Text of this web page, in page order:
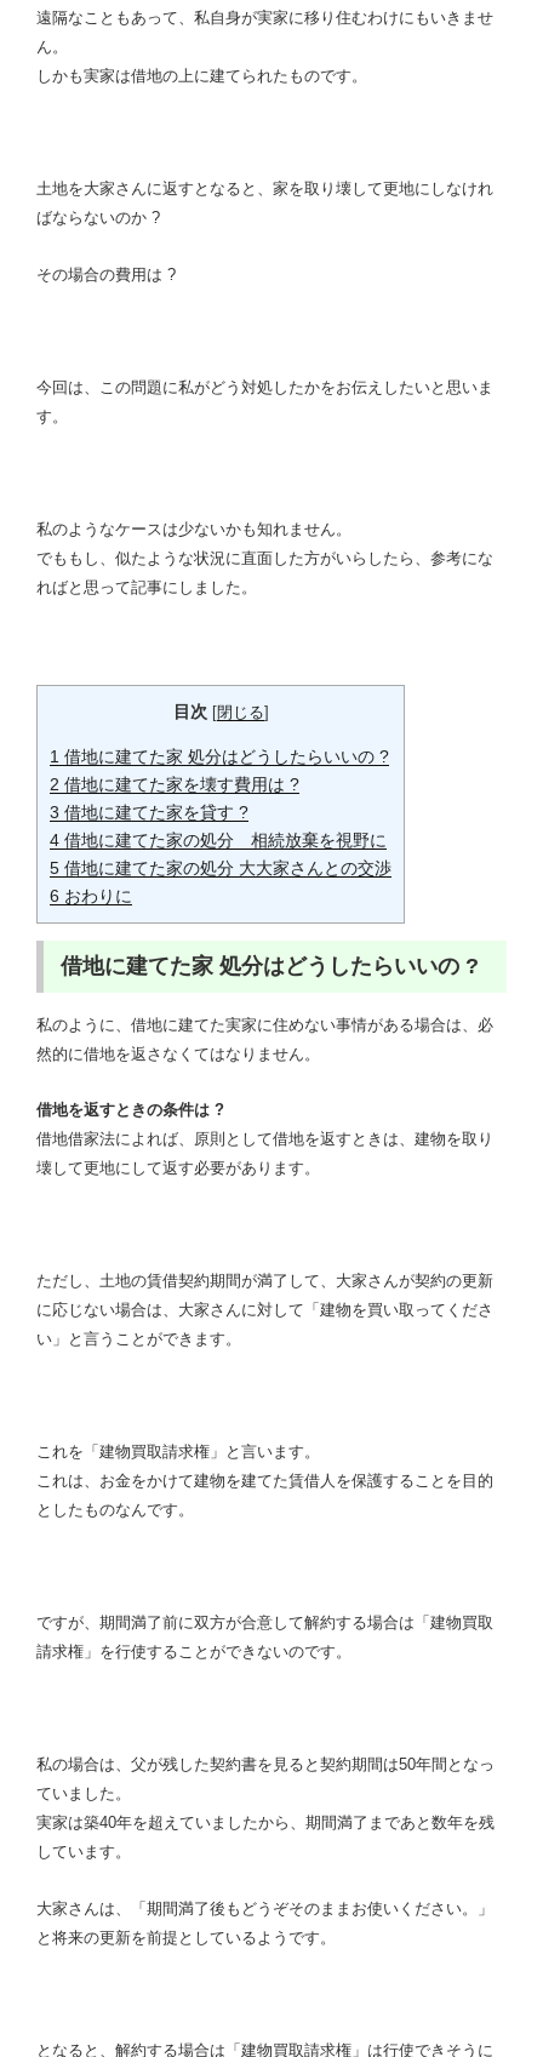
遠隔なこともあって、私自身が実家に移り住むわけにもいきませ
ん。
しかも実家は借地の上に建てられたものです。
土地を大家さんに返すとなると、家を取り壊して更地にしなけれ
ばならないのか ?
その場合の費用は ?
今回は、この問題に私がどう対処したかをお伝えしたいと思いま
す。
私のようなケースは少ないかも知れません。
でももし、似たような状況に直面した方がいらしたら、参考にな
ればと思って記事にしました。
目次 [閉じる]
1 借地に建てた家 処分はどうしたらいいの ?
2 借地に建てた家を壊す費用は ?
3 借地に建てた家を貸す ?
4 借地に建てた家の処分 相続放棄を視野に
5 借地に建てた家の処分 大大家さんとの交渉
6 おわりに
借地に建てた家 処分はどうしたらいいの ?
私のように、借地に建てた実家に住めない事情がある場合は、必
然的に借地を返さなくてはなりません。
借地を返すときの条件は ?
借地借家法によれば、原則として借地を返すときは、建物を取り
壊して更地にして返す必要があります。
ただし、土地の賃借契約期間が満了して、大家さんが契約の更新
に応じない場合は、大家さんに対して「建物を買い取ってくださ
い」と言うことができます。
これを「建物買取請求権」と言います。
これは、お金をかけて建物を建てた賃借人を保護することを目的
としたものなんです。
ですが、期間満了前に双方が合意して解約する場合は「建物買取
請求権」を行使することができないのです。
私の場合は、父が残した契約書を見ると契約期間は50年間となっ
ていました。
実家は築40年を超えていましたから、期間満了まであと数年を残
しています。
大家さんは、「期間満了後もどうぞそのままお使いください。」
と将来の更新を前提としているようです。
となると、解約する場合は「建物買取請求権」は行使できそうに